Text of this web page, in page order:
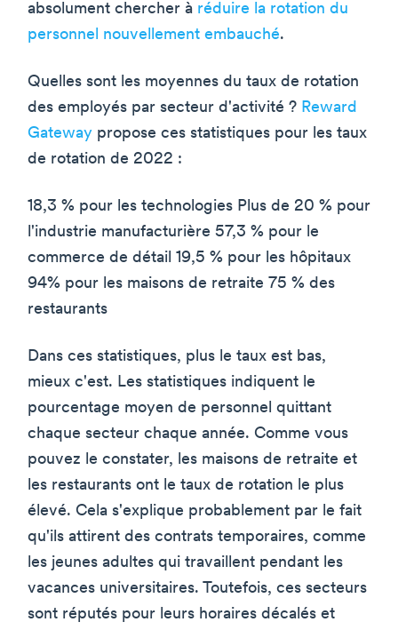
absolument chercher à réduire la rotation du
personnel nouvellement embauché.
Quelles sont les moyennes du taux de rotation
des employés par secteur d'activité ? Reward
Gateway propose ces statistiques pour les taux
de rotation de 2022 :
18,3 % pour les technologies Plus de 20 % pour
l'industrie manufacturière 57,3 % pour le
commerce de détail 19,5 % pour les hôpitaux
94% pour les maisons de retraite 75 % des
restaurants
Dans ces statistiques, plus le taux est bas,
mieux c'est. Les statistiques indiquent le
pourcentage moyen de personnel quittant
chaque secteur chaque année. Comme vous
pouvez le constater, les maisons de retraite et
les restaurants ont le taux de rotation le plus
élevé. Cela s'explique probablement par le fait
qu'ils attirent des contrats temporaires, comme
les jeunes adultes qui travaillent pendant les
vacances universitaires. Toutefois, ces secteurs
sont réputés pour leurs horaires décalés et